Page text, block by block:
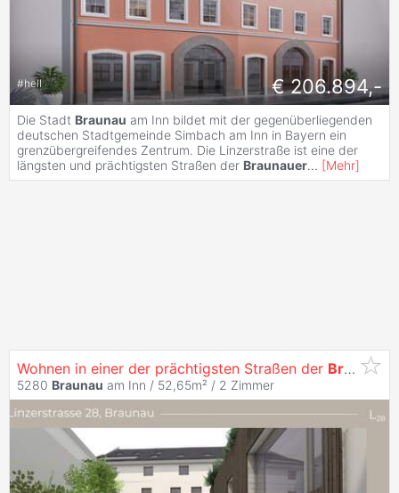
#hell € 206.894,-
Die Stadt Braunau am Inn bildet mit der gegenüberliegenden
deutschen Stadtgemeinde Simbach am Inn in Bayern ein
grenzübergreifendes Zentrum. Die Linzerstraße ist eine der
längsten und prächtigsten Straßen der Braunauer... [Mehr]
Wohnen in einer der prächtigsten Straßen der Braunauer
5280 Braunau am Inn / 52,65m² / 2 Zimmer